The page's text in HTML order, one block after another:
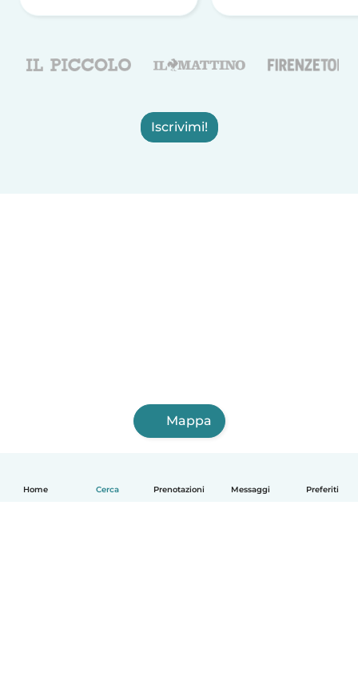
Home Cerca Prenotazioni Messaggi Preferiti
Iscrivimi!
Mappa